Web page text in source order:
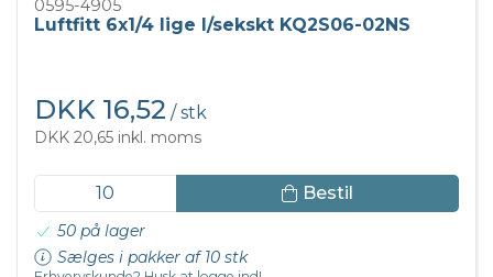
0595-4905
Luftfitt 6x1/4 lige I/sekskt KQ2S06-02NS
DKK 16,52 / stk
DKK 20,65 inkl. moms
Bestil
50 på lager
Sælges i pakker af 10 stk